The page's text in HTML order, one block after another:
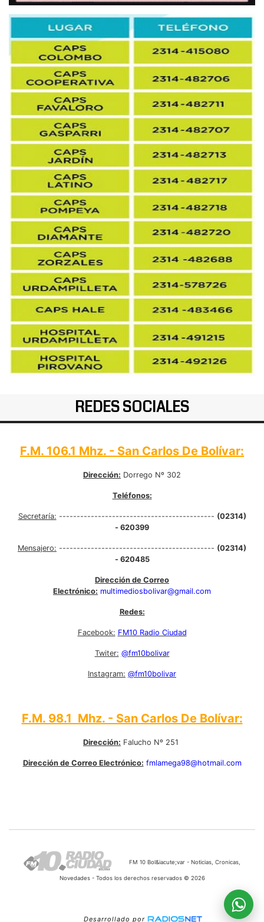
REDES SOCIALES
F.M. 106.1 Mhz. - San Carlos De Bolívar:
Dirección: Dorrego Nº 302
Teléfonos:
Secretaría: -------------------------------------------- (02314)
- 620399
Mensajero: -------------------------------------------- (02314)
- 620485
Dirección de Correo
Electrónico: multimediosbolivar@gmail.com
Redes:
Facebook: FM10 Radio Ciudad
Twiter: @fm10bolivar
Instagram: @fm10bolivar
F.M. 98.1 Mhz. - San Carlos De Bolívar:
Dirección: Falucho Nº 251
Dirección de Correo Electrónico: fmlamega98@hotmail.com
FM 10 Bol&iacute;var - Noticias, Cronicas,
Novedades - Todos los derechos reservados © 2026
Desarrollado por